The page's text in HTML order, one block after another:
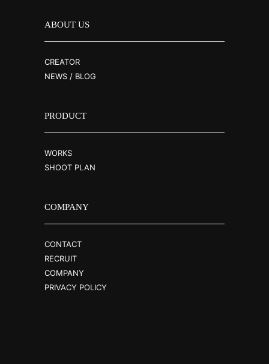
ABOUT US
CREATOR
NEWS / BLOG
PRODUCT
WORKS
SHOOT PLAN
COMPANY
CONTACT
RECRUIT
COMPANY
PRIVACY POLICY